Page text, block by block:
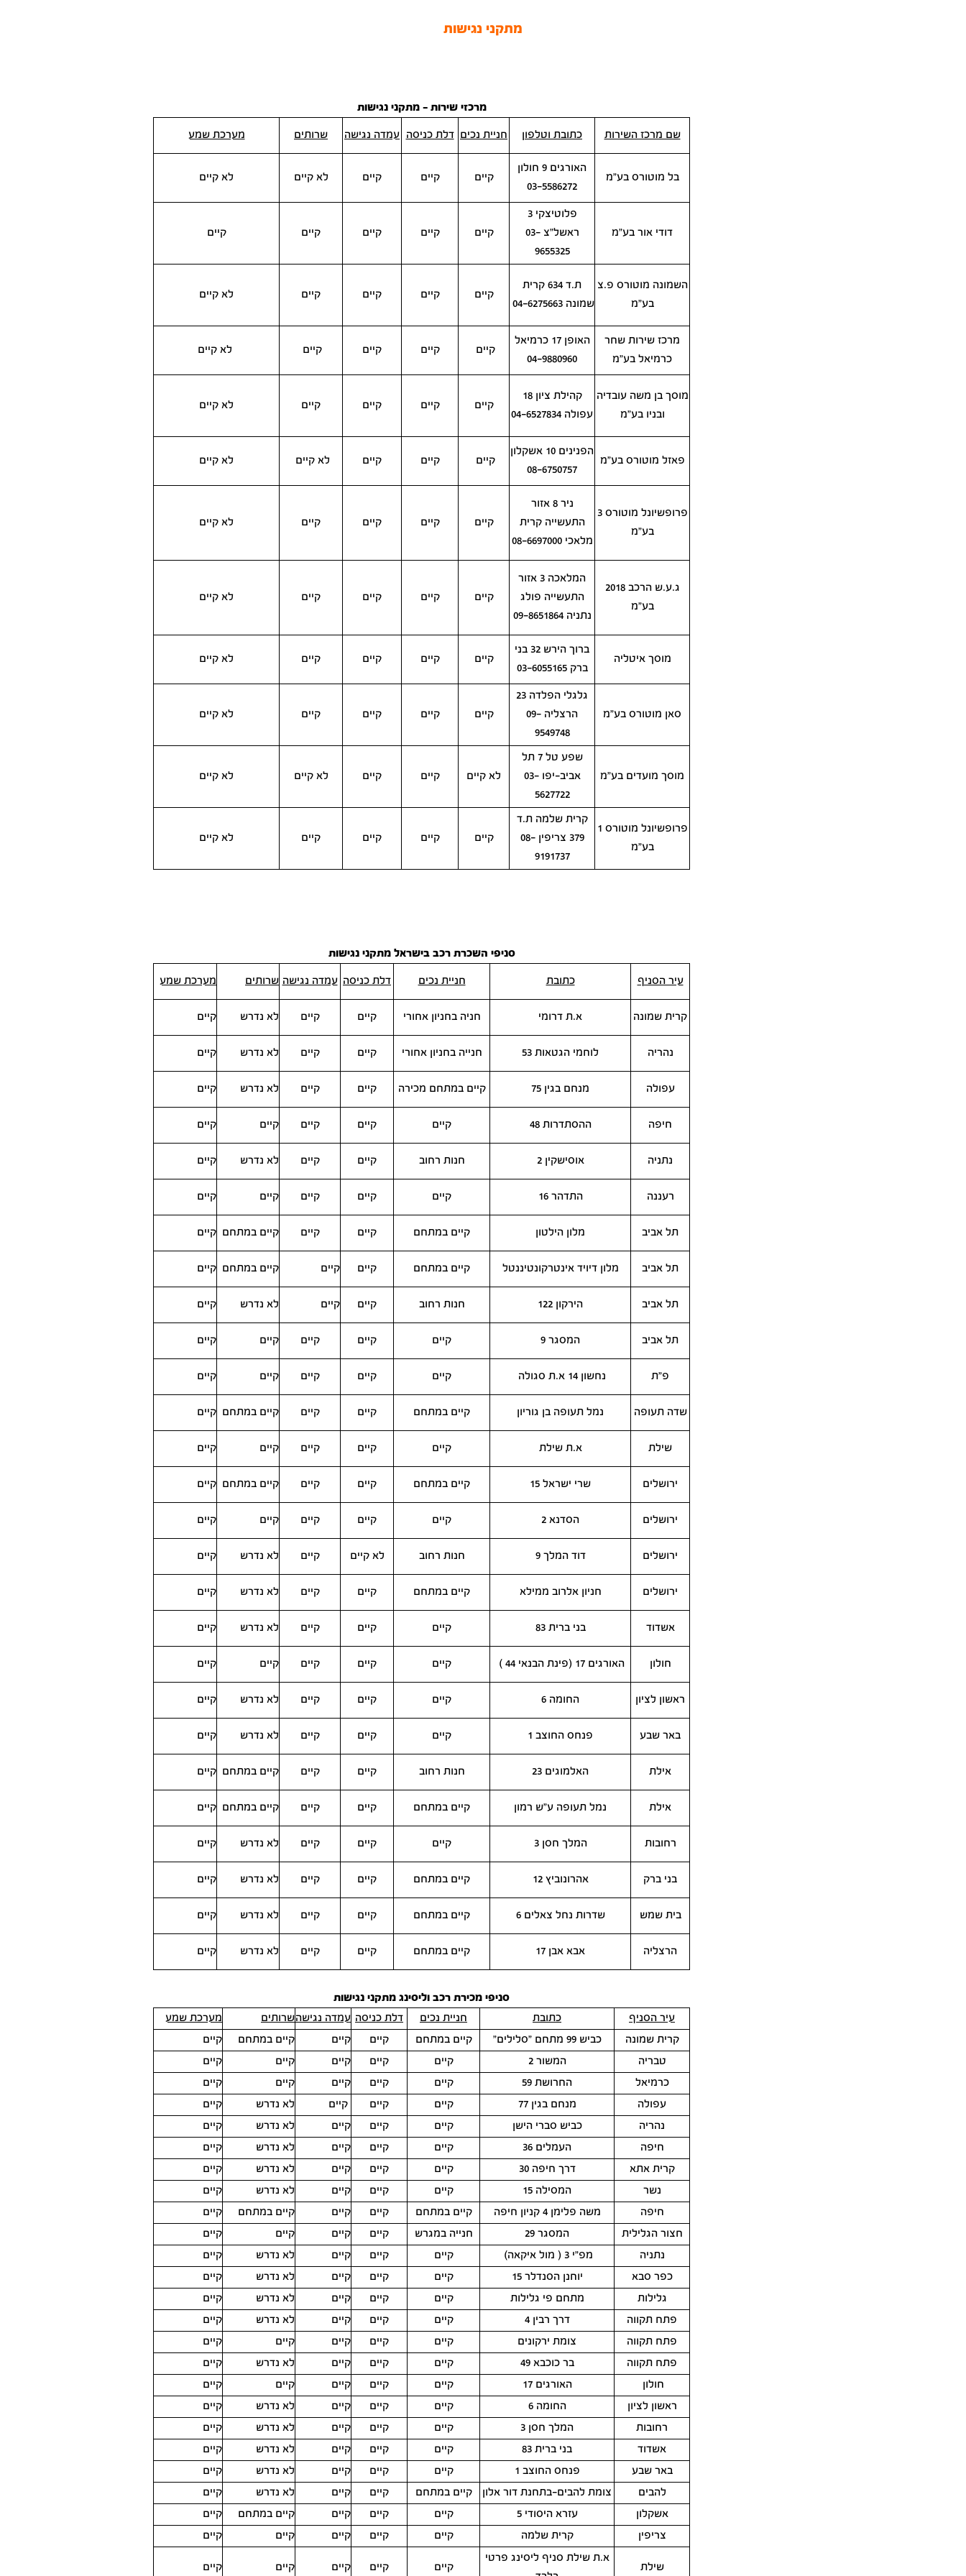
מתקני נגישות
מרכזי שירות - מתקני נגישות
שם מרכז השירות כתובת וטלפון חניית נכים דלת כניסה עמדה נגישה שרותים מערכת שמע
בל מוטורס בע"מ
האורגים 9 חולון
03-5586272
קיים קיים קיים לא קיים לא קיים
דודי אור בע"מ
פלוטיצקי 3
ראשל"צ 03-
9655325
קיים קיים קיים קיים קיים
השמונה מוטורס פ.צ
בע"מ
ת.ד 634 קרית
שמונה 04-6275663
קיים קיים קיים קיים לא קיים
מרכז שירות שחר
כרמיאל בע"מ
האופן 17 כרמיאל
04-9880960
קיים קיים קיים קיים לא קיים
מוסך בן משה עובדיה
ובניו בע"מ
קהילת ציון 18
עפולה 04-6527834
קיים קיים קיים קיים לא קיים
פאזל מוטורס בע"מ
הפנינים 10 אשקלון
08-6750757
קיים קיים קיים לא קיים לא קיים
פרופשיונל מוטורס 3
בע"מ
ניר 8 אזור
התעשייה קרית
מלאכי 08-6697000
קיים קיים קיים קיים לא קיים
ג.ע.ש הרכב 2018
בע"מ
המלאכה 3 אזור
התעשייה פולג
נתניה 09-8651864
קיים קיים קיים קיים לא קיים
מוסך איטליה
ברוך הירש 32 בני
ברק 03-6055165
קיים קיים קיים קיים לא קיים
סאן מוטורס בע"מ
גלגלי הפלדה 23
הרצליה 09-
9549748
קיים קיים קיים קיים לא קיים
מוסך מועדים בע"מ
שפע טל 7 תל
אביב-יפו 03-
5627722
לא קיים קיים קיים לא קיים לא קיים
פרופשיונל מוטורס 1
בע"מ
קרית שלמה ת.ד
379 צריפין 08-
9191737
קיים קיים קיים קיים לא קיים
סניפי השכרת רכב בישראל מתקני נגישות
עיר הסניף כתובת חניית נכים דלת כניסה עמדה נגישה שרותים מערכת שמע
קרית שמונה א.ת דרומי חניה בחניון אחורי קיים קיים לא נדרש קיים
נהריה לוחמי הגטאות 53 חנייה בחניון אחורי קיים קיים לא נדרש קיים
עפולה מנחם בגין 75 קיים במתחם מכירה קיים קיים לא נדרש קיים
חיפה ההסתדרות 48 קיים קיים קיים קיים קיים
נתניה אוסישקין 2 חנות רחוב קיים קיים לא נדרש קיים
רעננה התדהר 16 קיים קיים קיים קיים קיים
תל אביב מלון הילטון קיים במתחם קיים קיים קיים במתחם קיים
תל אביב מלון דיויד אינטרקונטיננטל קיים במתחם קיים קיים קיים במתחם קיים
תל אביב הירקון 122 חנות רחוב קיים קיים לא נדרש קיים
תל אביב המסגר 9 קיים קיים קיים קיים קיים
פ"ת נחשון 14 א.ת סגולה קיים קיים קיים קיים קיים
שדה תעופה נמל תעופה בן גוריון קיים במתחם קיים קיים קיים במתחם קיים
שילת א.ת שילת קיים קיים קיים קיים קיים
ירושלים שרי ישראל 15 קיים במתחם קיים קיים קיים במתחם קיים
ירושלים הסדנא 2 קיים קיים קיים קיים קיים
ירושלים דוד המלך 9 חנות רחוב לא קיים קיים לא נדרש קיים
ירושלים חניון אלרוב ממילא קיים במתחם קיים קיים לא נדרש קיים
אשדוד בני ברית 83 קיים קיים קיים לא נדרש קיים
חולון האורגים 17 (פינת הבנאי 44 ) קיים קיים קיים קיים קיים
ראשון לציון החומה 6 קיים קיים קיים לא נדרש קיים
באר שבע פנחס החוצב 1 קיים קיים קיים לא נדרש קיים
אילת האלמוגים 23 חנות רחוב קיים קיים קיים במתחם קיים
אילת נמל תעופה ע"ש רמון קיים במתחם קיים קיים קיים במתחם קיים
רחובות המלך חסן 3 קיים קיים קיים לא נדרש קיים
בני ברק אהרונוביץ 12 קיים במתחם קיים קיים לא נדרש קיים
בית שמש שדרות נחל צאלים 6 קיים במתחם קיים קיים לא נדרש קיים
הרצליה אבא אבן 17 קיים במתחם קיים קיים לא נדרש קיים
סניפי מכירת רכב וליסינג מתקני נגישות
עיר הסניף
כתובת חניית נכים דלת כניסה עמדה נגישהשרותים
מערכת שמע
קרית שמונה
כביש 99 מתחם "סלילים" קיים במתחם קיים קיים קיים במתחם
קיים
טבריה
המשור 2 קיים קיים קיים קיים
קיים
כרמיאל
החרושת 59 קיים קיים קיים קיים
קיים
עפולה
מנחם בגין 77 קיים קיים קיים לא נדרש
קיים
נהריה
כביש סברי הישן קיים קיים קיים לא נדרש
קיים
חיפה
העמלים 36 קיים קיים קיים לא נדרש
קיים
קרית אתא
דרך חיפה 30 קיים קיים קיים לא נדרש
קיים
נשר
המסילה 15 קיים קיים קיים לא נדרש
קיים
חיפה
משה פלימן 4 קניון חיפה קיים במתחם קיים קיים קיים במתחם
קיים
חצור הגלילית
המסגר 29 חנייה במגרש קיים קיים קיים
קיים
נתניה
מפ"י 3 ( מול איקאה) קיים קיים קיים לא נדרש
קיים
כפר סבא
יוחנן הסנדלר 15 קיים קיים קיים לא נדרש
קיים
גלילות
מתחם פי גלילות קיים קיים קיים לא נדרש
קיים
פתח תקווה
דרך רבין 4 קיים קיים קיים לא נדרש
קיים
פתח תקווה
צומת ירקונים קיים קיים קיים קיים
קיים
פתח תקווה
בר כוכבא 49 קיים קיים קיים לא נדרש
קיים
חולון
האורגים 17 קיים קיים קיים קיים
קיים
ראשון לציון
החומה 6 קיים קיים קיים לא נדרש
קיים
רחובות
המלך חסן 3 קיים קיים קיים לא נדרש
קיים
אשדוד
בני ברית 83 קיים קיים קיים לא נדרש
קיים
באר שבע
פנחס החוצב 1 קיים קיים קיים לא נדרש
קיים
להבים
צומת להבים-בתחנת דור אלון קיים במתחם קיים קיים לא נדרש
קיים
אשקלון
עזרא היסודי 5 קיים קיים קיים קיים במתחם
קיים
צריפין
קרית שלמה קיים קיים קיים קיים קיים
שילת
א.ת שילת סניף ליסינג פרטי
קיים קיים קיים קיים קיים